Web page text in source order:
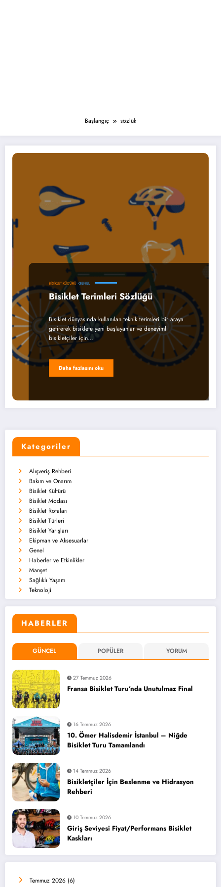
Başlangıç sözlük
BISIKLET KÜLTÜRÜ GENEL
Bisiklet Terimleri Sözlüğü
Bisiklet dünyasında kullanılan teknik terimleri bir araya
getirerek bisiklete yeni başlayanlar ve deneyimli
bisikletçiler için…
Daha fazlasını oku
Kategoriler
Alışveriş Rehberi
Bakım ve Onarım
Bisiklet Kültürü
Bisiklet Modası
Bisiklet Rotaları
Bisiklet Türleri
Bisiklet Yarışları
Ekipman ve Aksesuarlar
Genel
Haberler ve Etkinlikler
Manşet
Sağlıklı Yaşam
Teknoloji
HABERLER
GÜNCEL POPÜLER YORUM
27 Temmuz 2026
Fransa Bisiklet Turu’nda Unutulmaz Final
16 Temmuz 2026
10. Ömer Halisdemir İstanbul – Niğde
Bisiklet Turu Tamamlandı
14 Temmuz 2026
Bisikletçiler İçin Beslenme ve Hidrasyon
Rehberi
10 Temmuz 2026
Giriş Seviyesi Fiyat/Performans Bisiklet
Kaskları
Temmuz 2026 (6)